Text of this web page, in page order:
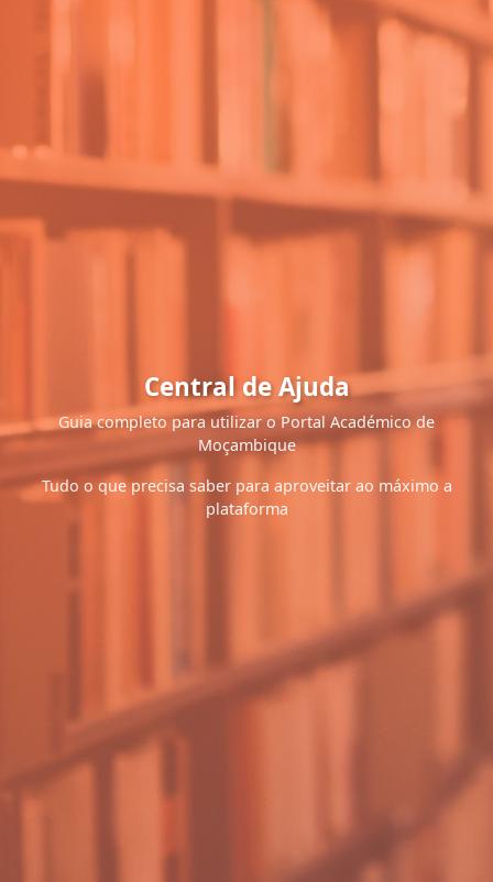
Central de Ajuda
Guia completo para utilizar o Portal Académico de
Moçambique
Tudo o que precisa saber para aproveitar ao máximo a
plataforma